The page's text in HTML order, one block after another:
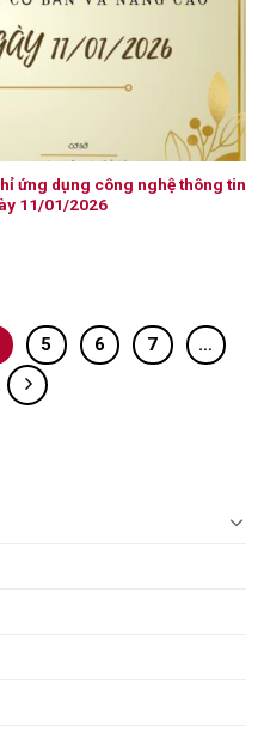
ứng dụng công nghệ thông tin
11/01/2026
5 6 7
…